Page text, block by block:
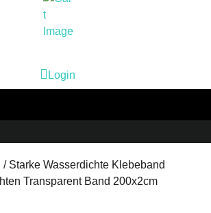
Login
/ Starke Wasserdichte Klebeband
Transparent Band 200x2cm